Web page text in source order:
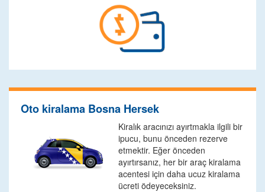
Oto kiralama Bosna Hersek
Kiralık aracınızı ayırtmakla ilgili bir
ipucu, bunu önceden rezerve
etmektir. Eğer önceden
ayırtırsanız, her bir araç kiralama
acentesi için daha ucuz kiralama
ücreti ödeyeceksiniz.